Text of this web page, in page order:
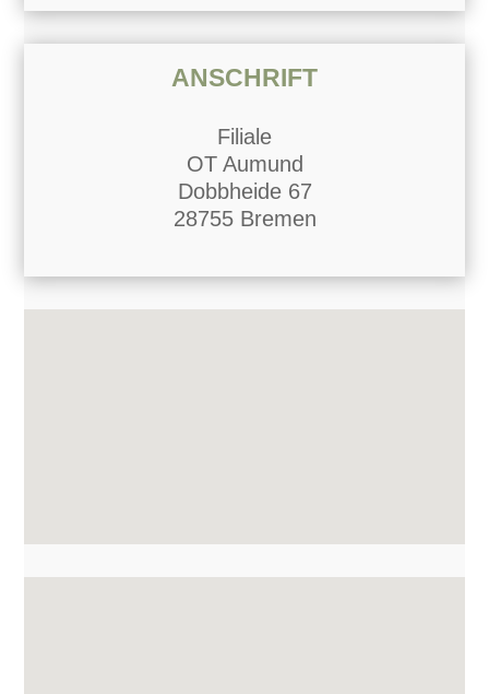
ANSCHRIFT
Filiale
OT Aumund
Dobbheide 67
28755 Bremen